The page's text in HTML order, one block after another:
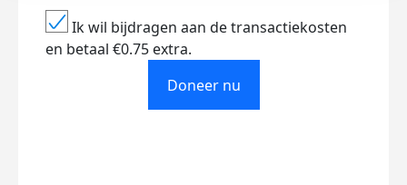
Ik wil bijdragen aan de transactiekosten
en betaal €0.75 extra.
Doneer nu